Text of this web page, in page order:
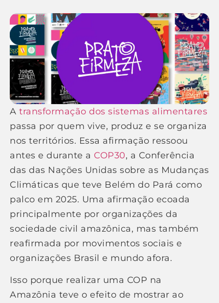
A transformação dos sistemas alimentares
passa por quem vive, produz e se organiza
nos territórios. Essa afirmação ressoou
antes e durante a COP30, a Conferência
das das Nações Unidas sobre as Mudanças
Climáticas que teve Belém do Pará como
palco em 2025. Uma afirmação ecoada
principalmente por organizações da
sociedade civil amazônica, mas também
reafirmada por movimentos sociais e
organizações Brasil e mundo afora.
Isso porque realizar uma COP na
Amazônia teve o efeito de mostrar ao